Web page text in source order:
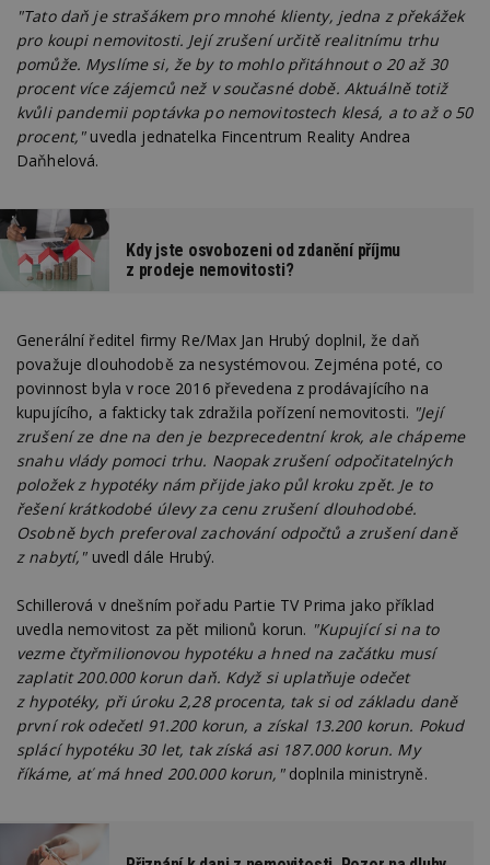
"Tato daň je strašákem pro mnohé klienty, jedna z překážek
pro koupi nemovitosti. Její zrušení určitě realitnímu trhu
pomůže. Myslíme si, že by to mohlo přitáhnout o 20 až 30
procent více zájemců než v současné době. Aktuálně totiž
kvůli pandemii poptávka po nemovitostech klesá, a to až o 50
procent,"uvedla jednatelka Fincentrum Reality Andrea
Daňhelová.
Kdy jste osvobozeni od zdanění příjmu
z prodeje nemovitosti?
Generální ředitel firmy Re/Max Jan Hrubý doplnil, že daň
považuje dlouhodobě za nesystémovou. Zejména poté, co
povinnost byla v roce 2016 převedena z prodávajícího na
kupujícího, a fakticky tak zdražila pořízení nemovitosti. "Její
zrušení ze dne na den je bezprecedentní krok, ale chápeme
snahu vlády pomoci trhu. Naopak zrušení odpočitatelných
položek z hypotéky nám přijde jako půl kroku zpět. Je to
řešení krátkodobé úlevy za cenu zrušení dlouhodobé.
Osobně bych preferoval zachování odpočtů a zrušení daně
z nabytí,"uvedl dále Hrubý.
Schillerová v dnešním pořadu Partie TV Prima jako příklad
uvedla nemovitost za pět milionů korun. "Kupující si na to
vezme čtyřmilionovou hypotéku a hned na začátku musí
zaplatit 200.000 korun daň. Když si uplatňuje odečet
z hypotéky, při úroku 2,28 procenta, tak si od základu daně
první rok odečetl 91.200 korun, a získal 13.200 korun. Pokud
splácí hypotéku 30 let, tak získá asi 187.000 korun. My
říkáme, ať má hned 200.000 korun,"doplnila ministryně.